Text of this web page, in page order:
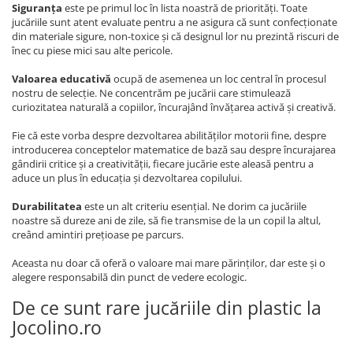
Siguranța este pe primul loc în lista noastră de priorități. Toate
jucăriile sunt atent evaluate pentru a ne asigura că sunt confecționate
din materiale sigure, non-toxice și că designul lor nu prezintă riscuri de
înec cu piese mici sau alte pericole.
Valoarea educativă ocupă de asemenea un loc central în procesul
nostru de selecție. Ne concentrăm pe jucării care stimulează
curiozitatea naturală a copiilor, încurajând învățarea activă și creativă.
Fie că este vorba despre dezvoltarea abilităților motorii fine, despre
introducerea conceptelor matematice de bază sau despre încurajarea
gândirii critice și a creativității, fiecare jucărie este aleasă pentru a
aduce un plus în educația și dezvoltarea copilului.
Durabilitatea este un alt criteriu esențial. Ne dorim ca jucăriile
noastre să dureze ani de zile, să fie transmise de la un copil la altul,
creând amintiri prețioase pe parcurs.
Aceasta nu doar că oferă o valoare mai mare părinților, dar este și o
alegere responsabilă din punct de vedere ecologic.
De ce sunt rare jucăriile din plastic la
Jocolino.ro